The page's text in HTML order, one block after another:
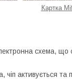
Картка
схема, що
активується та